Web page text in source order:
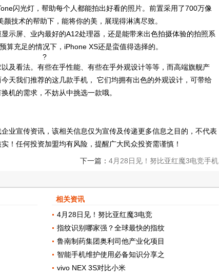
闪光灯，帮助每个人都能拍出好看的照片。前置采用了700万像
技术的帮助下，能将你的美，展现得淋漓尽致。
示屏、业内最好的A12处理器，还是能带来出色拍摄体验的拍照系
算充足的情况下，iPhone XS还是蛮值得选择的。
?
及看法。有些在乎性能、有些在乎外观设计等等，而高端旗舰产
天我们推荐的这几款手机， 它们均拥有出色的外观设计，可带给
机的需求，不妨从中挑选一款哦。
业宣传资讯，该相关信息仅为宣传及传递更多信息之目的，不代表
！任何投资加盟均有风险，提醒广大民众投资需谨慎！
下一篇： 4月28日见！努比亚红魔3电竞手机
相关资讯
4月28日见！努比亚红魔3电竞
指纹识别哪家强？全球最快的指纹
鲁南制药集团奥利司他产业化项目
智能手机维护使用必备知识分享之
vivo NEX 3S对比小米